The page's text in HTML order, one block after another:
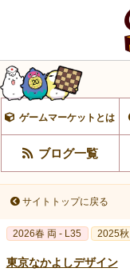
ゲームマーケットとは
ブログ一覧
サイトトップに戻る
2026春 両 - L35 2025
東京なかよしデザイン